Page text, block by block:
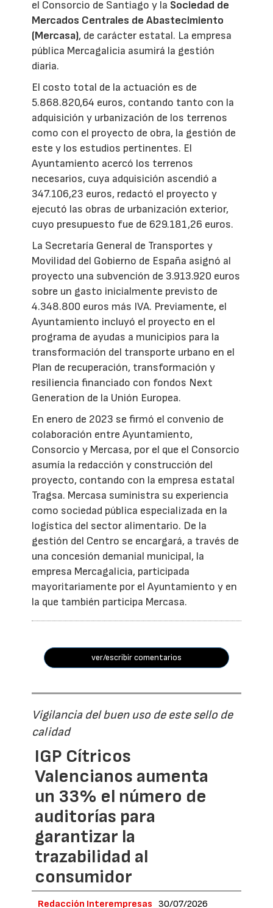
el Consorcio de Santiago y la Sociedad de
Mercados Centrales de Abastecimiento
(Mercasa), de carácter estatal. La empresa
pública Mercagalicia asumirá la gestión
diaria.
El costo total de la actuación es de
5.868.820,64 euros, contando tanto con la
adquisición y urbanización de los terrenos
como con el proyecto de obra, la gestión de
este y los estudios pertinentes. El
Ayuntamiento acercó los terrenos
necesarios, cuya adquisición ascendió a
347.106,23 euros, redactó el proyecto y
ejecutó las obras de urbanización exterior,
cuyo presupuesto fue de 629.181,26 euros.
La Secretaría General de Transportes y
Movilidad del Gobierno de España asignó al
proyecto una subvención de 3.913.920 euros
sobre un gasto inicialmente previsto de
4.348.800 euros más IVA. Previamente, el
Ayuntamiento incluyó el proyecto en el
programa de ayudas a municipios para la
transformación del transporte urbano en el
Plan de recuperación, transformación y
resiliencia financiado con fondos Next
Generation de la Unión Europea.
En enero de 2023 se firmó el convenio de
colaboración entre Ayuntamiento,
Consorcio y Mercasa, por el que el Consorcio
asumía la redacción y construcción del
proyecto, contando con la empresa estatal
Tragsa. Mercasa suministra su experiencia
como sociedad pública especializada en la
logística del sector alimentario. De la
gestión del Centro se encargará, a través de
una concesión demanial municipal, la
empresa Mercagalicia, participada
mayoritariamente por el Ayuntamiento y en
la que también participa Mercasa.
ver/escribir comentarios
Vigilancia del buen uso de este sello de
calidad
IGP Cítricos
Valencianos aumenta
un 33% el número de
auditorías para
garantizar la
trazabilidad al
consumidor
Redacción Interempresas 30/07/2026